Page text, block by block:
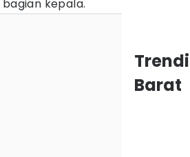
kepala.
Barat